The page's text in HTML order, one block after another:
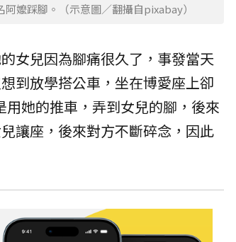
嬤踩腳。（示意圖／翻攝自pixabay）
女兒因為腳痛很久了，事發當天
到放學搭公車，坐在博愛座上卻
她的推車，弄到女兒的腳，後來
讓座，後來對方不斷碎念，因此